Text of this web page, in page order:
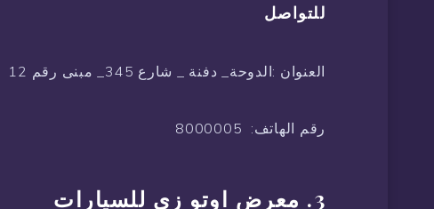
للتواصل
العنوان :الدوحة_ دفنة _ شارع 345_ مبنى رقم 12
رقم الهاتف: 8000005
3. معرض اوتو زي للسيارات